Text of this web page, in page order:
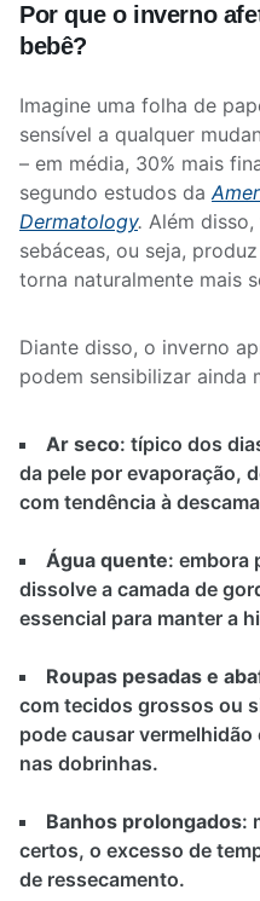
Por que o inverno
bebê?
Imagine uma folha de
sensível a qualquer
– em média, 30% mais
segundo estudos da
Dermatology. Além
sebáceas, ou seja,
torna naturalmente mais
Diante disso, o inverno
podem sensibilizar ainda
Ar seco: típico dos
da pele por evaporação,
com tendência à
Água quente: embora
dissolve a camada de
essencial para manter a
Roupas pesadas e
com tecidos grossos ou
pode causar
nas dobrinhas.
Banhos prolongados:
certos, o excesso de
de ressecamento.